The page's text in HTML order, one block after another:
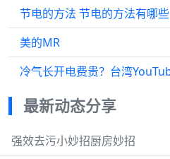
节电的方法 节电的方法有哪些
美的MR
最新动态分享
强效去污小妙招厨房妙招